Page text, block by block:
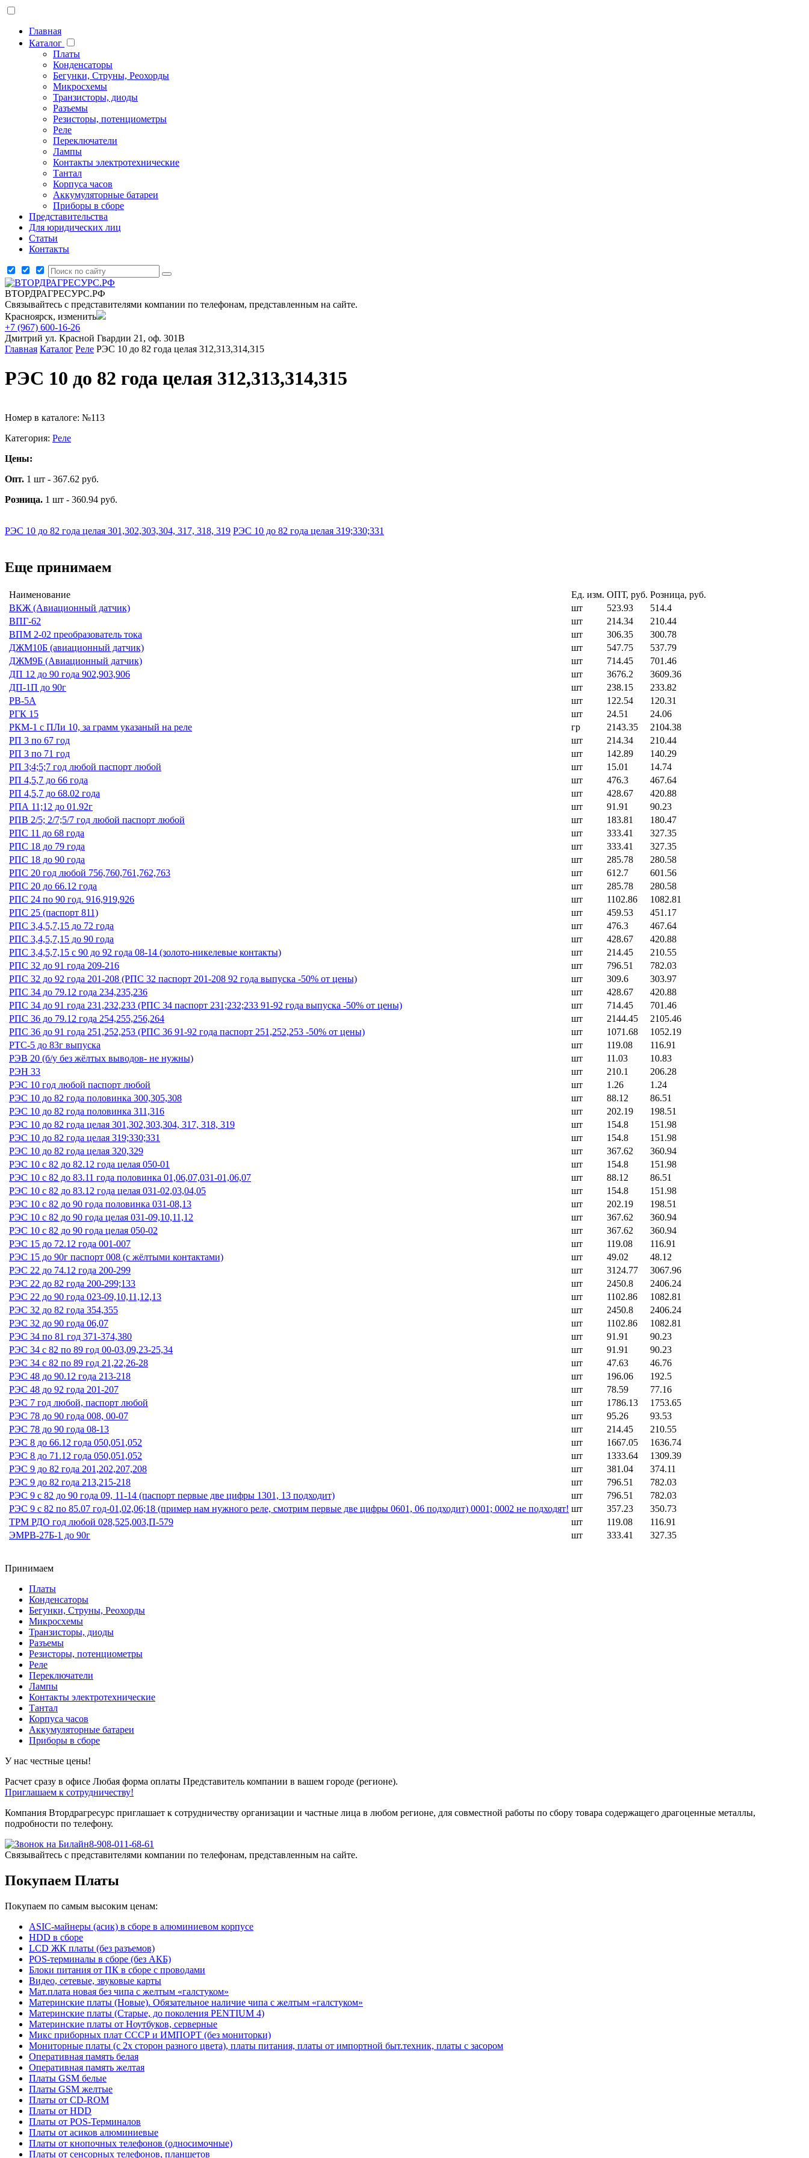
Главная
Каталог
Платы
Конденсаторы
Бегунки, Струны, Реохорды
Микросхемы
Транзисторы, диоды
Разъемы
Резисторы, потенциометры
Реле
Переключатели
Лампы
Контакты электротехнические
Тантал
Корпуса часов
Аккумуляторные батареи
Приборы в сборе
Представительства
Для юридических лиц
Статьи
Контакты
ВТОРДРАГРЕСУРС.РФ
Связывайтесь с представителями компании по телефонам, представленным на сайте.
Красноярск, изменить
+7 (967) 600-16-26
Дмитрий ул. Красной Гвардии 21, оф. 301В
Главная Каталог Реле РЭС 10 до 82 года целая 312,313,314,315
РЭС 10 до 82 года целая 312,313,314,315
Номер в каталоге: №113
Категория: Реле
Цены:
Опт. 1 шт - 367.62 руб.
Розница. 1 шт - 360.94 руб.
РЭС 10 до 82 года целая 301,302,303,304, 317, 318, 319 РЭС 10 до 82 года целая 319;330;331
Еще принимаем
Наименование Ед. изм. ОПТ, руб. Розница, руб.
ВКЖ (Авиационный датчик)
шт 523.93
514.4
ВПГ-62
шт 214.34
210.44
ВПМ 2-02 преобразователь тока
шт 306.35
300.78
ДЖМ10Б (авиационный датчик)
шт 547.75
537.79
ДЖМ9Б (Авиационный датчик)
шт 714.45
701.46
ДП 12 до 90 года 902,903,906
шт 3676.2
3609.36
ДП-1П до 90г
шт 238.15
233.82
РВ-5А
шт 122.54
120.31
РГК 15
шт 24.51
24.06
РКМ-1 с ПЛи 10, за грамм указаный на реле
гр 2143.35
2104.38
РП 3 по 67 год
шт 214.34
210.44
РП 3 по 71 год
шт 142.89
140.29
РП 3;4;5;7 год любой паспорт любой
шт 15.01
14.74
РП 4,5,7 до 66 года
шт 476.3
467.64
РП 4,5,7 до 68.02 года
шт 428.67
420.88
РПА 11;12 до 01.92г
шт 91.91
90.23
РПВ 2/5; 2/7;5/7 год любой паспорт любой
шт 183.81
180.47
РПС 11 до 68 года
шт 333.41
327.35
РПС 18 до 79 года
шт 333.41
327.35
РПС 18 до 90 года
шт 285.78
280.58
РПС 20 год любой 756,760,761,762,763
шт 612.7
601.56
РПС 20 до 66.12 года
шт 285.78
280.58
РПС 24 по 90 год. 916,919,926
шт 1102.86
1082.81
РПС 25 (паспорт 811)
шт 459.53
451.17
РПС 3,4,5,7,15 до 72 года
шт 476.3
467.64
РПС 3,4,5,7,15 до 90 года
шт 428.67
420.88
РПС 3,4,5,7,15 с 90 до 92 года 08-14 (золото-никелевые контакты)
шт 214.45
210.55
РПС 32 до 91 года 209-216
шт 796.51
782.03
РПС 32 до 92 года 201-208 (РПС 32 паспорт 201-208 92 года выпуска -50% от цены)
шт 309.6
303.97
РПС 34 до 79.12 года 234,235,236
шт 428.67
420.88
РПС 34 до 91 года 231,232,233 (РПС 34 паспорт 231;232;233 91-92 года выпуска -50% от цены)
шт 714.45
701.46
РПС 36 до 79.12 года 254,255,256,264
шт 2144.45
2105.46
РПС 36 до 91 года 251,252,253 (РПС 36 91-92 года паспорт 251,252,253 -50% от цены)
шт 1071.68
1052.19
РТС-5 до 83г выпуска
шт 119.08
116.91
РЭВ 20 (б/у без жёлтых выводов- не нужны)
шт 11.03
10.83
РЭН 33
шт 210.1
206.28
РЭС 10 год любой паспорт любой
шт 1.26
1.24
РЭС 10 до 82 года половинка 300,305,308
шт 88.12
86.51
РЭС 10 до 82 года половинка 311,316
шт 202.19
198.51
РЭС 10 до 82 года целая 301,302,303,304, 317, 318, 319
шт 154.8
151.98
РЭС 10 до 82 года целая 319;330;331
шт 154.8
151.98
РЭС 10 до 82 года целая 320,329
шт 367.62
360.94
РЭС 10 с 82 до 82.12 года целая 050-01
шт 154.8
151.98
РЭС 10 с 82 до 83.11 года половинка 01,06,07,031-01,06,07
шт 88.12
86.51
РЭС 10 с 82 до 83.12 года целая 031-02,03,04,05
шт 154.8
151.98
РЭС 10 с 82 до 90 года половинка 031-08,13
шт 202.19
198.51
РЭС 10 с 82 до 90 года целая 031-09,10,11,12
шт 367.62
360.94
РЭС 10 с 82 до 90 года целая 050-02
шт 367.62
360.94
РЭС 15 до 72.12 года 001-007
шт 119.08
116.91
РЭС 15 до 90г паспорт 008 (с жёлтыми контактами)
шт 49.02
48.12
РЭС 22 до 74.12 года 200-299
шт 3124.77
3067.96
РЭС 22 до 82 года 200-299;133
шт 2450.8
2406.24
РЭС 22 до 90 года 023-09,10,11,12,13
шт 1102.86
1082.81
РЭС 32 до 82 года 354,355
шт 2450.8
2406.24
РЭС 32 до 90 года 06,07
шт 1102.86
1082.81
РЭС 34 по 81 год 371-374,380
шт 91.91
90.23
РЭС 34 с 82 по 89 год 00-03,09,23-25,34
шт 91.91
90.23
РЭС 34 с 82 по 89 год 21,22,26-28
шт 47.63
46.76
РЭС 48 до 90.12 года 213-218
шт 196.06
192.5
РЭС 48 до 92 года 201-207
шт 78.59
77.16
РЭС 7 год любой, паспорт любой
шт 1786.13
1753.65
РЭС 78 до 90 года 008, 00-07
шт 95.26
93.53
РЭС 78 до 90 года 08-13
шт 214.45
210.55
РЭС 8 до 66.12 года 050,051,052
шт 1667.05
1636.74
РЭС 8 до 71.12 года 050,051,052
шт 1333.64
1309.39
РЭС 9 до 82 года 201,202,207,208
шт 381.04
374.11
РЭС 9 до 82 года 213,215-218
шт 796.51
782.03
РЭС 9 с 82 до 90 года 09, 11-14 (паспорт первые две цифры 1301, 13 подходит)
шт 796.51
782.03
РЭС 9 с 82 по 85.07 год-01,02,06;18 (пример нам нужного реле, смотрим первые две цифры 0601, 06 подходит) 0001; 0002 не подходят! шт 357.23
350.73
ТРМ РДО год любой 028,525,003,П-579
шт 119.08
116.91
ЭМРВ-27Б-1 до 90г
шт 333.41 327.35
Принимаем
Платы
Конденсаторы
Бегунки, Струны, Реохорды
Микросхемы
Транзисторы, диоды
Разъемы
Резисторы, потенциометры
Реле
Переключатели
Лампы
Контакты электротехнические
Тантал
Корпуса часов
Аккумуляторные батареи
Приборы в сборе
У нас честные цены!
Расчет сразу в офисе Любая форма оплаты Представитель компании в вашем городе (регионе).
Приглашаем к сотрудничеству!
Компания Втордрагресурс приглашает к сотрудничеству организации и частные лица в любом регионе, для совместной работы по сбору товара содержащего драгоценные металлы,
подробности по телефону.
8-908-011-68-61
Связывайтесь с представителями компании по телефонам, представленным на сайте.
Покупаем Платы
Покупаем по самым высоким ценам:
ASIC-майнеры (асик) в сборе в алюминиевом корпусе
HDD в сборе
LCD ЖК платы (без разъемов)
POS-терминалы в сборе (без АКБ)
Блоки питания от ПК в сборе с проводами
Видео, сетевые, звуковые карты
Мат.плата новая без чипа с желтым «галстуком»
Материнские платы (Новые). Обязательное наличие чипа с желтым «галстуком»
Материнские платы (Старые, до поколения PENTIUM 4)
Материнские платы от Ноутбуков, серверные
Микс приборных плат СССР и ИМПОРТ (без мониторки)
Мониторные платы (с 2х сторон разного цвета), платы питания, платы от импортной быт.техник, платы с засором
Оперативная память белая
Оперативная память желтая
Платы GSM белые
Платы GSM желтые
Платы от CD-ROM
Платы от HDD
Платы от POS-Терминалов
Платы от асиков алюминиевые
Платы от кнопочных телефонов (односимочные)
Платы от сенсорных телефонов, планшетов